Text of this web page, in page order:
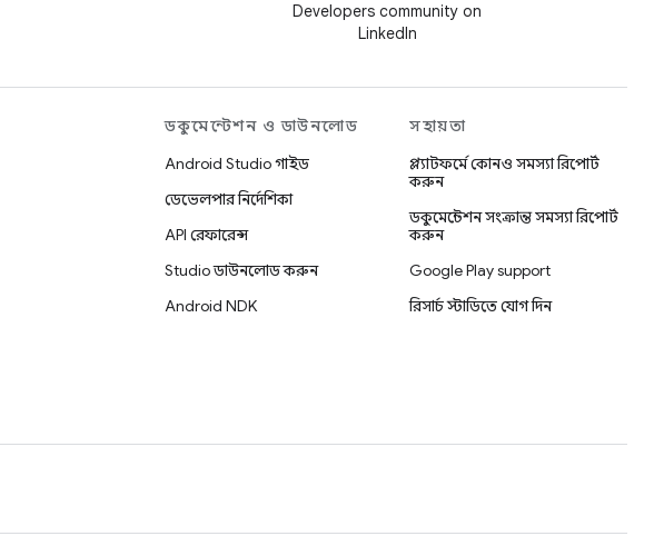
Developers community on
LinkedIn
ডকুমেন্টেশন ও ডাউনলোড
Android Studio গাইড
ডেভেলপার নির্দেশিকা
API রেফারেন্স
Studio ডাউনলোড করুন
Android NDK
সহায়তা
প্ল্যাটফর্মে কোনও সমস্যা রিপোর্ট
করুন
ডকুমেন্টেশন সংক্রান্ত সমস্যা রিপোর্ট
করুন
Google Play support
রিসার্চ স্টাডিতে যোগ দিন